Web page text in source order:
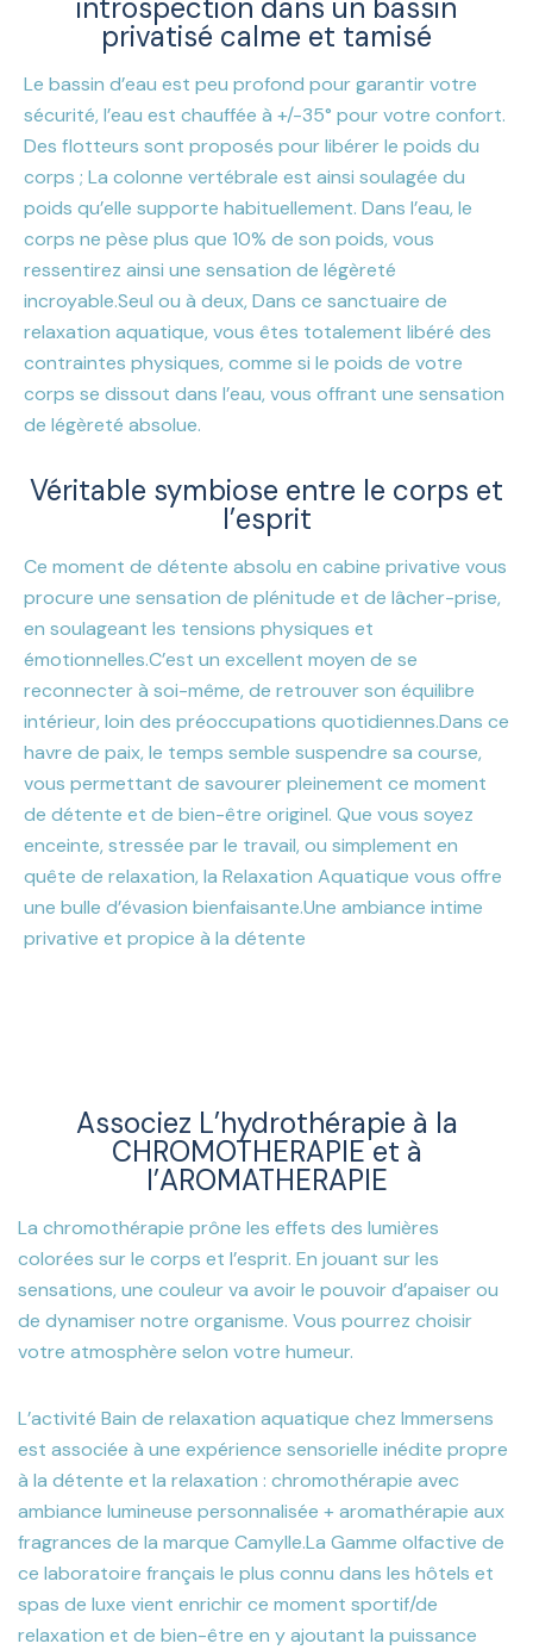
introspection dans un bassin
privatisé calme et tamisé
Le bassin d’eau est peu profond pour garantir votre
sécurité, l’eau est chauffée à +/-35° pour votre confort.
Des flotteurs sont proposés pour libérer le poids du
corps ; La colonne vertébrale est ainsi soulagée du
poids qu’elle supporte habituellement. Dans l’eau, le
corps ne pèse plus que 10% de son poids, vous
ressentirez ainsi une sensation de légèreté
incroyable.Seul ou à deux, Dans ce sanctuaire de
relaxation aquatique, vous êtes totalement libéré des
contraintes physiques, comme si le poids de votre
corps se dissout dans l’eau, vous offrant une sensation
de légèreté absolue.
Véritable symbiose entre le corps et
l’esprit
Ce moment de détente absolu en cabine privative vous
procure une sensation de plénitude et de lâcher-prise,
en soulageant les tensions physiques et
émotionnelles.C’est un excellent moyen de se
reconnecter à soi-même, de retrouver son équilibre
intérieur, loin des préoccupations quotidiennes.Dans ce
havre de paix, le temps semble suspendre sa course,
vous permettant de savourer pleinement ce moment
de détente et de bien-être originel. Que vous soyez
enceinte, stressée par le travail, ou simplement en
quête de relaxation, la Relaxation Aquatique vous offre
une bulle d’évasion bienfaisante.Une ambiance intime
privative et propice à la détente
Associez L’hydrothérapie à la
CHROMOTHERAPIE et à
l’AROMATHERAPIE
La chromothérapie prône les effets des lumières
colorées sur le corps et l’esprit. En jouant sur les
sensations, une couleur va avoir le pouvoir d’apaiser ou
de dynamiser notre organisme. Vous pourrez choisir
votre atmosphère selon votre humeur.
L’activité Bain de relaxation aquatique chez Immersens
est associée à une expérience sensorielle inédite propre
à la détente et la relaxation : chromothérapie avec
ambiance lumineuse personnalisée + aromathérapie aux
fragrances de la marque Camylle.La Gamme olfactive de
ce laboratoire français le plus connu dans les hôtels et
spas de luxe vient enrichir ce moment sportif/de
relaxation et de bien-être en y ajoutant la puissance